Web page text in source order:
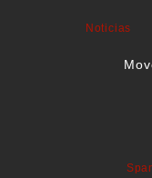
Noticias